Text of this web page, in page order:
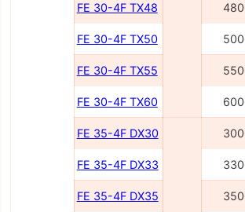
FE 30-4F TX48
FE 30-4F TX50
FE 30-4F TX55
FE 30-4F TX60
FE 35-4F DX30
FE 35-4F DX33
FE 35-4F DX35